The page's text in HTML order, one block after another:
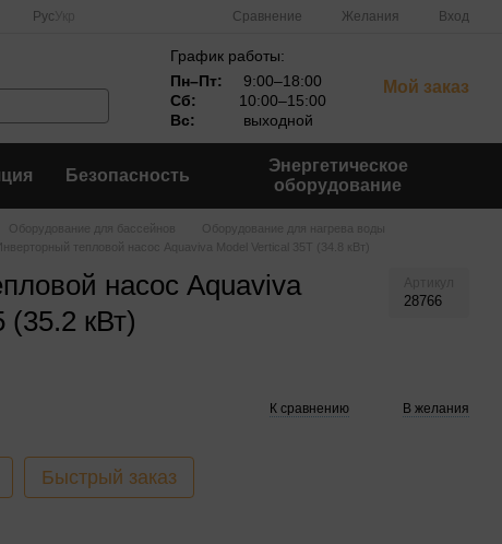
Рус Сравнение Желания Вход
График работы:
Пн–Пт:
9:00–18:00
Сб:
10:00–15:00
Вс:
выходной
Мой заказ
Безопасность
Энергетическое
оборудование
Оборудование для бассейнов
Оборудование для нагрева воды
Инверторный тепловой насос Aquaviva Model Vertical 35T (34.8 кВт)
насос Aquaviva
(35.2 кВт)
28766
К сравнению В желания
Быстрый заказ